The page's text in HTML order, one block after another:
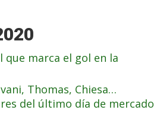
que marca el gol en la
Thomas, Chiesa…
del último día de mercado